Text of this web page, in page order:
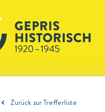
Zurück zur Trefferliste